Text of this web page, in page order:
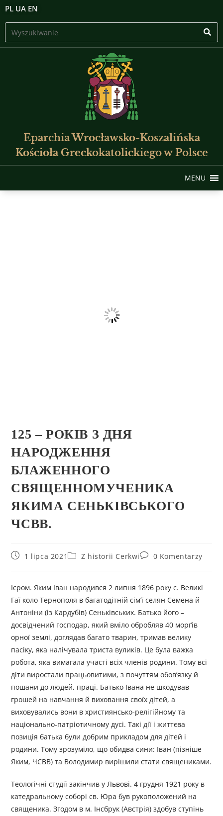
PL UA EN
Eparchia Wrocławsko-Koszalińska
Kościoła Greckokatolickiego w Polsce
MENU
125 – РОКІВ З ДНЯ
НАРОДЖЕННЯ
БЛАЖЕННОГО
СВЯЩЕННОМУЧЕНИКА
ЯКИМА СЕНЬКІВСЬКОГО
ЧСВВ.
1 lipca 2021 Z historii Cerkwi 0 Komentarzy
Ієром. Яким Іван народився 2 липня 1896 року с. Великі
Гаї коло Тернополя в багатодітній сім’ї селян Семена й
Антоніни (із Кардубів) Сеньківських. Батько його –
досвідчений господар, який вміло обробляв 40 морґів
орної землі, доглядав багато тварин, тримав велику
пасіку, яка налічувала триста вуликів. Це була важка
робота, яка вимагала участі всіх членів родини. Тому всі
діти виростали працьовитими, з почуттям обов’язку й
пошани до людей, праці. Батько Івана не шкодував
грошей на навчання й виховання своїх дітей, а
виховувались вони в християнсько-релігійному та
національно-патріотичному дусі. Такі дії і життєва
позиція батька були добрим прикладом для дітей і
родини. Тому зрозуміло, що обидва сини: Іван (пізніше
Яким, ЧСВВ) та Володимир вирішили стати священиками.
Теологічні студії закінчив у Львові. 4 грудня 1921 року в
катедральному соборі св. Юра був рукоположений на
священика. Згодом в м. Інсбрук (Австрія) здобув ступінь